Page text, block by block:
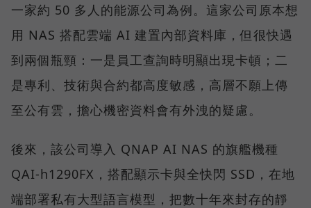
一家約 50 多人的能源公司為例。這家公司原本想
用 NAS 搭配雲端 AI 建置內部資料庫，但很快遇
到兩個瓶頸：一是員工查詢時明顯出現卡頓；二
是專利、技術與合約都高度敏感，高層不願上傳
至公有雲，擔心機密資料會有外洩的疑慮。
後來，該公司導入 QNAP AI NAS 的旗艦機種
QAI-h1290FX，搭配顯示卡與全快閃 SSD，在地
端部署私有大型語言模型，把數十年來封存的靜